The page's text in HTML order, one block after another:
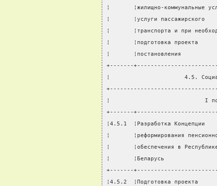
¦       ¦жилищно-
¦       ¦услуги
¦       ¦транспорта и при
¦       ¦подготовка
¦       ¦постановления
+-------
¦                      4.5.
¦                            I
+-------
¦4.5.1  ¦Разработка
¦       ¦реформирования
¦       ¦обеспечения в
¦       ¦Беларусь
+-------
¦4.5.2  ¦Подготовка